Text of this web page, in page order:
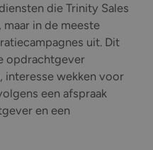
die Trinity Sales
in de meeste
uit. Dit
opdrachtgever
interesse wekken voor
een afspraak
en een